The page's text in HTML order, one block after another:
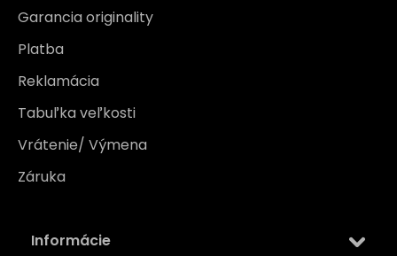
Garancia originality
Platba
Reklamácia
Tabuľka veľkosti
Vrátenie/ Výmena
Záruka
Informácie